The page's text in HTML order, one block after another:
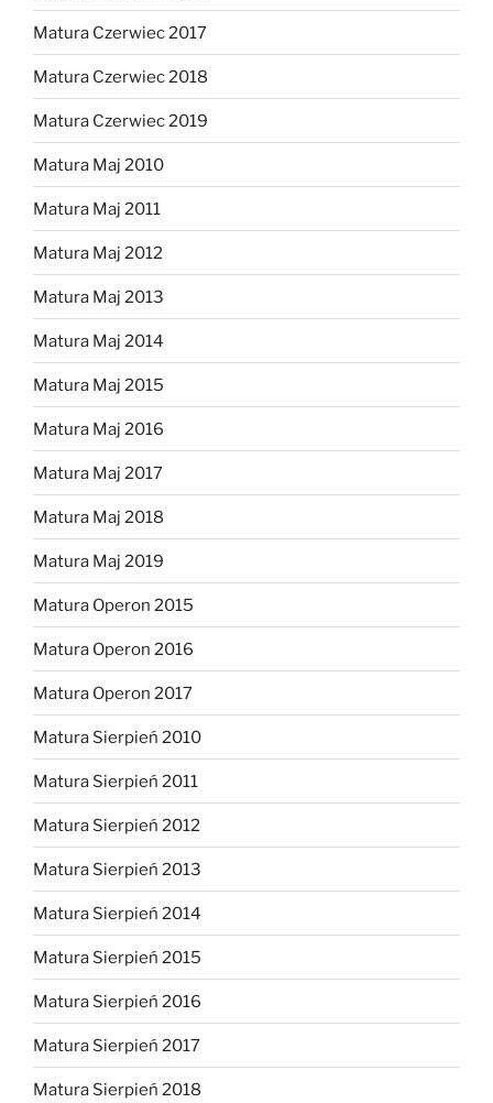
Matura Czerwiec 2017
Matura Czerwiec 2018
Matura Czerwiec 2019
Matura Maj 2010
Matura Maj 2011
Matura Maj 2012
Matura Maj 2013
Matura Maj 2014
Matura Maj 2015
Matura Maj 2016
Matura Maj 2017
Matura Maj 2018
Matura Maj 2019
Matura Operon 2015
Matura Operon 2016
Matura Operon 2017
Matura Sierpień 2010
Matura Sierpień 2011
Matura Sierpień 2012
Matura Sierpień 2013
Matura Sierpień 2014
Matura Sierpień 2015
Matura Sierpień 2016
Matura Sierpień 2017
Matura Sierpień 2018